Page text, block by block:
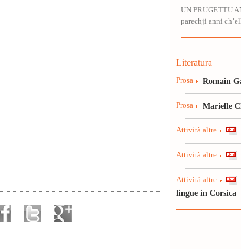
UN PRUGETTU
parechji anni
Literatura
Prosa Romain
Prosa Marielle
Attività altre
Attività altre
Attività altre
lingue in Corsica